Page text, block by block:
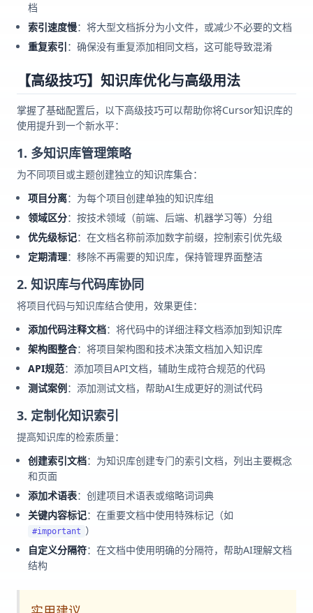
档
索引速度慢：将大型文档拆分为小文件，或减少不必要的文档
重复索引：确保没有重复添加相同文档，这可能导致混淆
【高级技巧】知识库优化与高级用法
掌握了基础配置后，以下高级技巧可以帮助你将Cursor知识库的
使用提升到一个新水平：
1. 多知识库管理策略
为不同项目或主题创建独立的知识库集合：
项目分离：为每个项目创建单独的知识库组
领域区分：按技术领域（前端、后端、机器学习等）分组
优先级标记：在文档名称前添加数字前缀，控制索引优先级
定期清理：移除不再需要的知识库，保持管理界面整洁
2. 知识库与代码库协同
将项目代码与知识库结合使用，效果更佳：
添加代码注释文档：将代码中的详细注释文档添加到知识库
架构图整合：将项目架构图和技术决策文档加入知识库
API规范：添加项目API文档，辅助生成符合规范的代码
测试案例：添加测试文档，帮助AI生成更好的测试代码
3. 定制化知识索引
提高知识库的检索质量：
创建索引文档：为知识库创建专门的索引文档，列出主要概念
和页面
添加术语表：创建项目术语表或缩略词词典
关键内容标记：在重要文档中使用特殊标记（如
#important ）
自定义分隔符：在文档中使用明确的分隔符，帮助AI理解文档
结构